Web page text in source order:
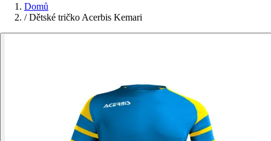
Domů
/ Dětské tričko Acerbis Kemari